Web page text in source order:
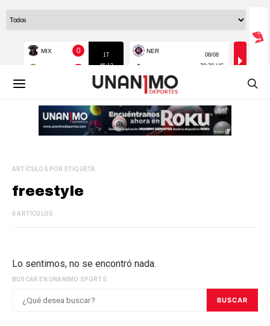
ARTÍCULOS POR ETIQUETA
freestyle
0 ARTÍCULOS
Lo sentimos, no se encontró nada.
BUSCAR EN UNANIMO SPORTS:
BUSCAR